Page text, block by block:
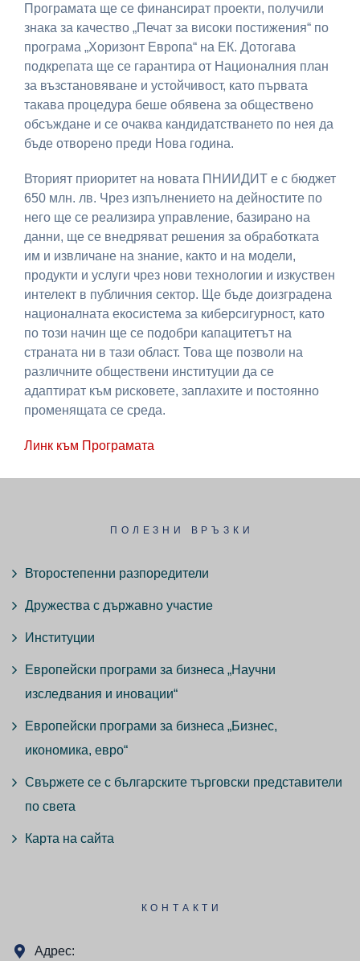
Програмата ще се финансират проекти, получили
знака за качество „Печат за високи постижения“ по
програма „Хоризонт Европа“ на ЕК. Дотогава
подкрепата ще се гарантира от Националния план
за възстановяване и устойчивост, като първата
такава процедура беше обявена за обществено
обсъждане и се очаква кандидатстването по нея да
бъде отворено преди Нова година.
Вторият приоритет на новата ПНИИДИТ е с бюджет
650 млн. лв. Чрез изпълнението на дейностите по
него ще се реализира управление, базирано на
данни, ще се внедряват решения за обработката
им и извличане на знание, както и на модели,
продукти и услуги чрез нови технологии и изкуствен
интелект в публичния сектор. Ще бъде доизградена
националната екосистема за киберсигурност, като
по този начин ще се подобри капацитетът на
страната ни в тази област. Това ще позволи на
различните обществени институции да се
адаптират към рисковете, заплахите и постоянно
променящата се среда.
Линк към Програмата
ПОЛЕЗНИ ВРЪЗКИ
Второстепенни разпоредители
Дружества с държавно участие
Институции
Европейски програми за бизнеса „Научни
изследвания и иновации“
Европейски програми за бизнеса „Бизнес,
икономика, евро“
Свържете се с българските търговски представители
по света
Карта на сайта
КОНТАКТИ
Адрес: